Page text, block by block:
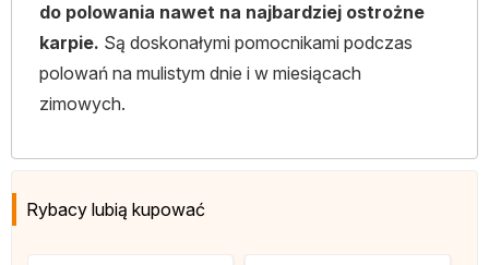
do polowania nawet na najbardziej ostrożne
karpie. Są doskonałymi pomocnikami podczas
polowań na mulistym dnie i w miesiącach
zimowych.
Rybacy lubią kupować